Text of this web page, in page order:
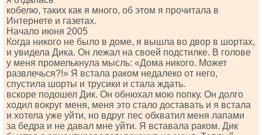
кобелю, таких как я много, об этом я прочитала в
Интернете и газетах.
Начало июня 2005
Когда никого не было в доме, я вышла во двор в шортах,
и увидела Дика. Он лежал на своей подстилке. В голове
у меня промелькнула мысль: «Дома никого. Может
развлечься?!» Я встала раком недалеко от него,
спустила шорты и трусики и стала ждать.
вскоре подошел Дик. Он обнюхал мою попку. Он долго
ходил вокруг меня, меня это стало доставать и я встала
и хотела уже уйти, но вдруг пес обхватил меня лапами
за бедра и не давал мне уйти. Я вставала раком. Дик